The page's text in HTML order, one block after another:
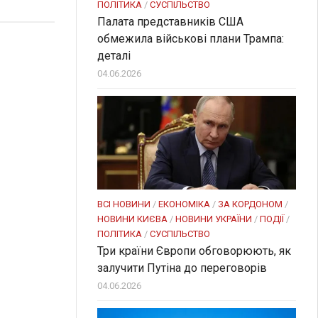
ПОЛІТИКА / СУСПІЛЬСТВО
Палата представників США
обмежила військові плани Трампа:
деталі
04.06.2026
ВСІ НОВИНИ / ЕКОНОМІКА / ЗА КОРДОНОМ /
НОВИНИ КИЄВА / НОВИНИ УКРАЇНИ / ПОДІЇ/
ПОЛІТИКА / СУСПІЛЬСТВО
Три країни Європи обговорюють, як
залучити Путіна до переговорів
04.06.2026